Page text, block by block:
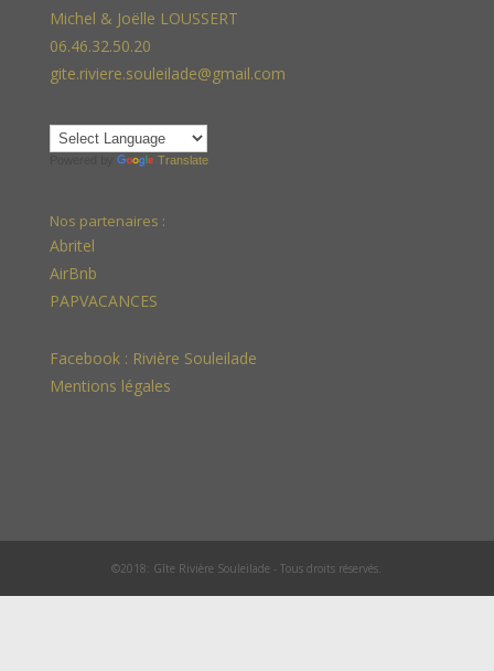
Michel & Joëlle LOUSSERT
06.46.32.50.20
gite.riviere.souleilade@gmail.com
Translate
Nos partenaires :
Abritel
AirBnb
PAPVACANCES
Facebook : Rivière Souleilade
Mentions légales
©2018: Gîte Rivière Souleilade - Tous droits réservés.